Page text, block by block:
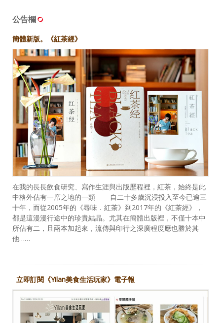
公告欄
簡體新版。《紅茶經》
在我的長長飲食研究、寫作生涯與出版歷程裡，紅茶，始終是此
中格外佔有一席之地的一類——自二十多歲沉浸投入至今已逾三
十年，而從2005年的《尋味．紅茶》到2017年的《紅茶經》，
都是這漫漫行途中的珍貴結晶。尤其在簡體出版裡，不僅十本中
所佔有二，且兩本加起來，流傳與印行之深廣程度應也勝於其
他……
立即訂閱《Yilan美食生活玩家》電子報